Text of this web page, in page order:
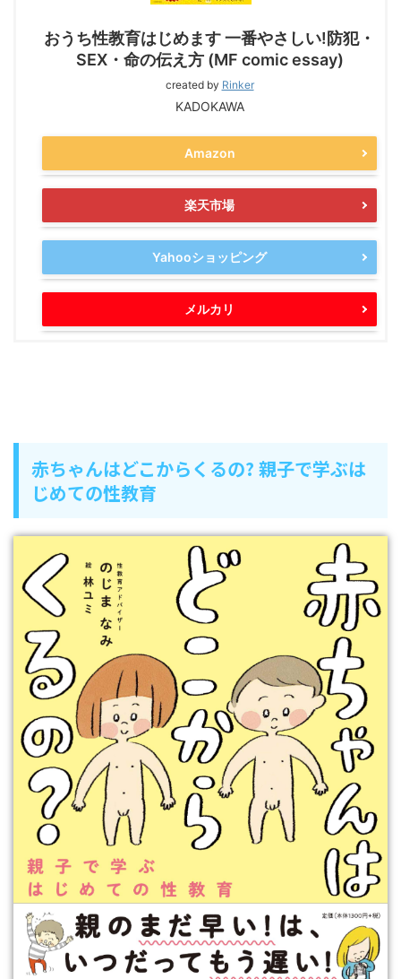
おうち性教育はじめます 一番やさしい!防犯・
SEX・命の伝え方 (MF comic essay)
created by Rinker
KADOKAWA
Amazon
楽天市場
Yahooショッピング
メルカリ
赤ちゃんはどこからくるの? 親子で学ぶは
じめての性教育